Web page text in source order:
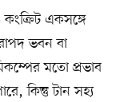
একসঙ্গে
ভবন বা
মতো প্রভাব
কিন্তু টান সহ্য